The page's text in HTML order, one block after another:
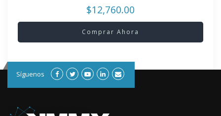
$12,760.00
Comprar Ahora
Síguenos